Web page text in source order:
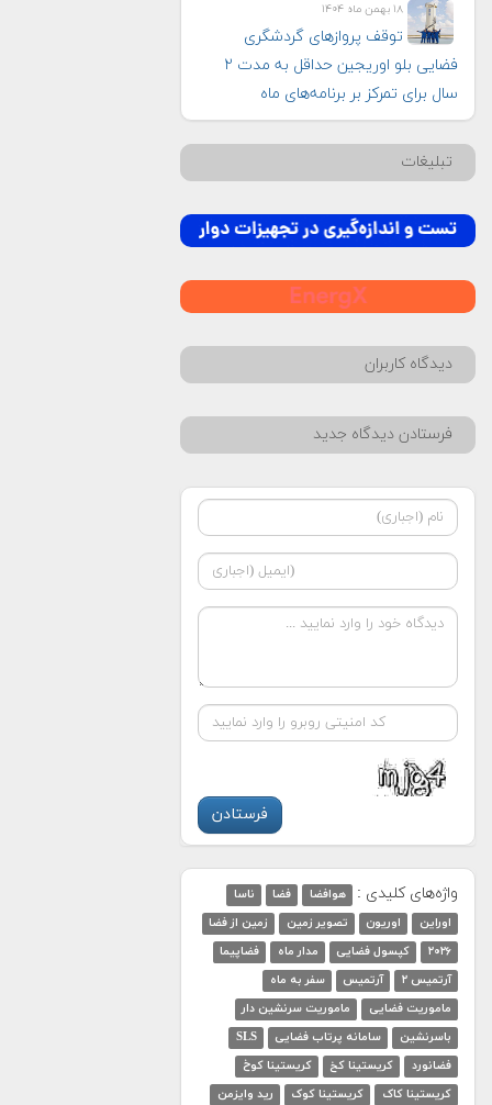
۱۸ بهمن ماه ۱۴۰۴
توقف پروازهای گردشگری
فضایی بلو اوریجین حداقل به مدت ۲
سال برای تمرکز بر برنامه‌های ماه
تبلیغات
دیدگاه کاربران
فرستادن دیدگاه جدید
واژه‌های کلیدی : هوافضا فضا
ناسا
اوراین
اوریون تصویر زمین
زمین از فضا
۲۰۲۶
کپسول فضایی مدار ماه
فضاپیما
آرتمیس ۲
آرتمیس
سفر به ماه
ماموریت فضایی
ماموریت سرنشین دار
باسرنشین
سامانه پرتاب فضایی
SLS
فضانورد
کریستینا کخ
کریستینا کوخ
کریستینا کاک
کریستینا کوک رید وایزمن